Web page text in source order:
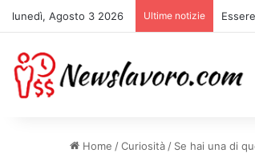
lunedì, Agosto 3 2026 Ultime notizie
Home /Curiosità / Se hai una di